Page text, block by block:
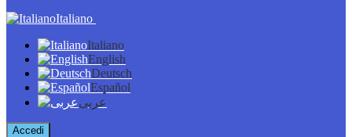
Italiano
Italiano
English
Deutsch
Español
عربى
Accedi